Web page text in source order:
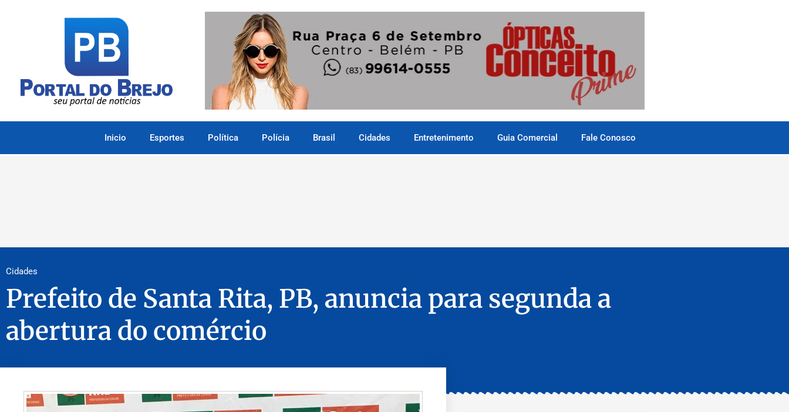
Inicio Esportes Política Polícia Brasil Cidades Entretenimento Guia Comercial Fale Conosco
Cidades
Prefeito de Santa Rita, PB, anuncia para segunda a
abertura do comércio